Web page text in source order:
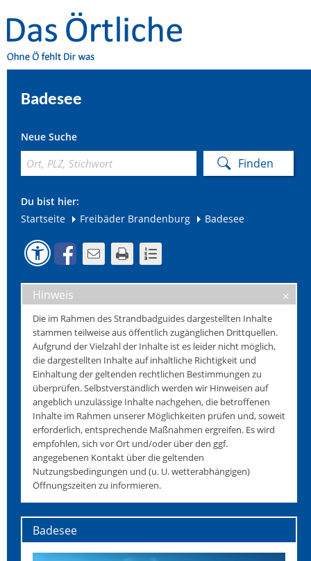
Badesee
Neue Suche
Du bist hier:
Startseite
Freibäder Brandenburg Badesee
Hinweis
Die im Rahmen des Strandbadguides dargestellten Inhalte
stammen teilweise aus öffentlich zugänglichen Drittquellen.
Aufgrund der Vielzahl der Inhalte ist es leider nicht möglich,
die dargestellten Inhalte auf inhaltliche Richtigkeit und
Einhaltung der geltenden rechtlichen Bestimmungen zu
überprüfen. Selbstverständlich werden wir Hinweisen auf
angeblich unzulässige Inhalte nachgehen, die betroffenen
Inhalte im Rahmen unserer Möglichkeiten prüfen und, soweit
erforderlich, entsprechende Maßnahmen ergreifen. Es wird
empfohlen, sich vor Ort und/oder über den ggf.
angegebenen Kontakt über die geltenden
Nutzungsbedingungen und (u. U. wetterabhängigen)
Öffnungszeiten zu informieren.
Badesee